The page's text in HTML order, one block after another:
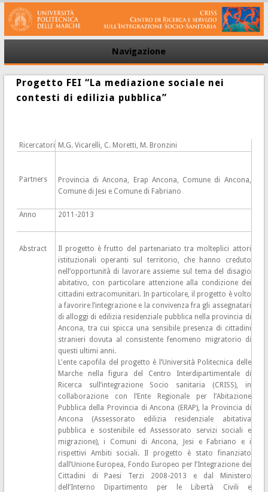
Navigazione
Progetto FEI “La mediazione sociale nei
contesti di edilizia pubblica”
Ricercatori M.G. Vicarelli, C. Moretti, M. Bronzini
Partners
Provincia di Ancona, Erap Ancona, Comune di Ancona,
Comune di Jesi e Comune di Fabriano
Anno 2011-2013
Abstract
Il progetto è frutto del partenariato tra molteplici attori
istituzionali operanti sul territorio, che hanno creduto
nell’opportunità di lavorare assieme sul tema del disagio
abitativo, con particolare attenzione alla condizione dei
cittadini extracomunitari. In particolare, il progetto è volto
a favorire l’integrazione e la convivenza fra gli assegnatari
di alloggi di edilizia residenziale pubblica nella provincia di
Ancona, tra cui spicca una sensibile presenza di cittadini
stranieri dovuta al consistente fenomeno migratorio di
questi ultimi anni.
L'ente capofila del progetto è l’Università Politecnica delle
Marche nella figura del Centro Interdipartimentale di
Ricerca sull’integrazione Socio sanitaria (CRISS), in
collaborazione con l’Ente Regionale per l’Abitazione
Pubblica della Provincia di Ancona (ERAP), la Provincia di
Ancona (Assessorato edilizia residenziale abitativa
pubblica e sostenibile ed Assessorato servizi sociali e
migrazione), i Comuni di Ancona, Jesi e Fabriano e i
rispettivi Ambiti sociali. Il progetto è stato finanziato
dall’Unione Europea, Fondo Europeo per l’Integrazione dei
Cittadini di Paesi Terzi 2008-2013 e dal Ministero
dell’Interno Dipartimento per le Libertà Civili e